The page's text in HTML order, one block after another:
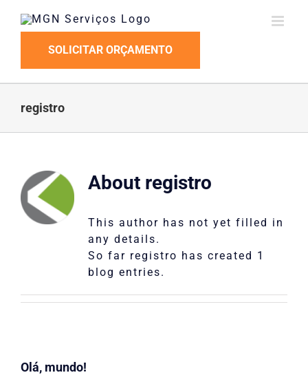
SOLICITAR ORÇAMENTO
registro
About registro
This author has not yet filled in
any details.
So far registro has created 1
blog entries.
Olá, mundo!